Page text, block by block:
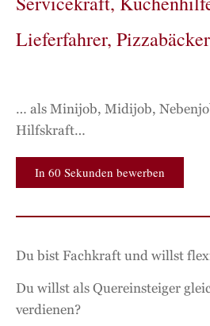
Lieferfahrer, Pizzabäcker
… als Minijob, Midijob,
Hilfskraft…
In 60 Sekunden bewerben
Du bist Fachkraft und willst
Du willst als Quereinsteiger
verdienen?